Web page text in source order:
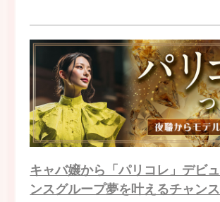
キャバ嬢から「パリコレ」デビ
ンスグループ夢を叶えるチャンス